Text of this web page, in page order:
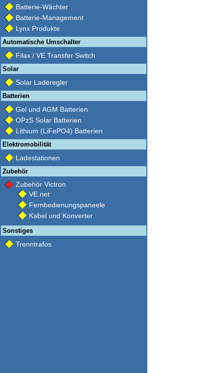
Batterie-Wächter
Batterie-Management
Lynx Produkte
Automatische Umschalter
Filax / VE Transfer Switch
Solar
Solar Laderegler
Batterien
Gel und AGM Batterien
OPzS Solar Batterien
Lithium (LiFePO4) Batterien
Elektromobilität
Ladestationen
Zubehör
Zubehör Victron
VE.net
Fernbedienungspaneele
Kabel und Konverter
Sonstiges
Trenntrafos